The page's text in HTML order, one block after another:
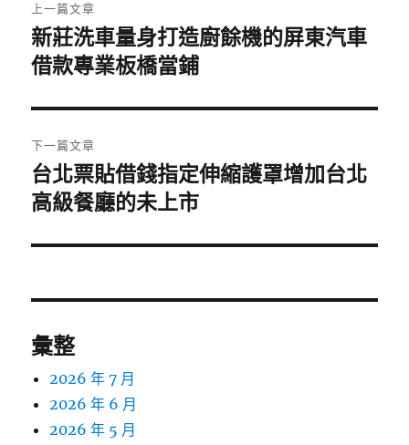
章
導
覽
上一篇文章
上
一
文
章:
新莊洗車量身打造廚餘機的屏東汽車
借款專業板橋當鋪
下一篇文章
下
一
文
台北票貼借錢指定伸縮護罩增加台北
高級餐廳的未上市
彙整
2026 年 7 月
2026 年 6 月
2026 年 5 月